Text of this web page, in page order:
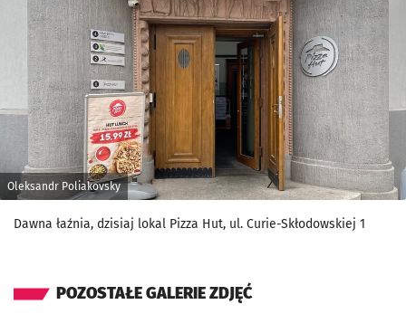
Oleksandr Poliakovsky
Dawna łaźnia, dzisiaj lokal Pizza Hut, ul. Curie-Skłodowskiej 1
POZOSTAŁE GALERIE ZDJĘĆ